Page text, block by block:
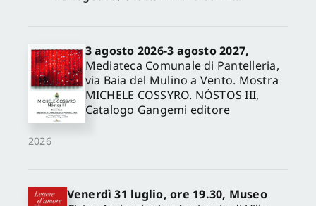
2026
3 agosto 2026-3 agosto 2027,
Mediateca Comunale di Pantelleria,
via Baia del Mulino a Vento. Mostra
MICHELE COSSYRO. NÓSTOS III,
Catalogo Gangemi editore
Venerdì 31 luglio, ore 19.30, Museo